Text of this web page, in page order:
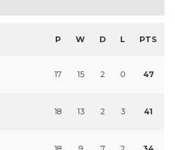
P W D L PTS
17 15 2 0 47
18 13 2 3 41